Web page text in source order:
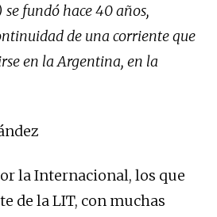
fundó hace 40 años,
de una corriente que
en la Argentina, en la
la Internacional, los que
de la LIT, con muchas